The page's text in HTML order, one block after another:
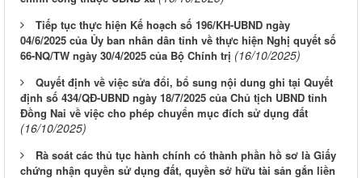
Tiếp tục thực hiện Kế hoạch số 196/KH-UBND ngày
04/6/2025 của Ủy ban nhân dân tỉnh về thực hiện Nghị quyết số
66-NQ/TW ngày 30/4/2025 của Bộ Chính trị (16/10/2025)
Quyết định về việc sửa đổi, bổ sung nội dung ghi tại Quyết
định số 434/QĐ-UBND ngày 18/7/2025 của Chủ tịch UBND tỉnh
Đồng Nai về việc cho phép chuyển mục đích sử dụng đất
(16/10/2025)
Rà soát các thủ tục hành chính có thành phần hồ sơ là Giấy
chứng nhận quyền sử dụng đất, quyền sở hữu tài sản gắn liền